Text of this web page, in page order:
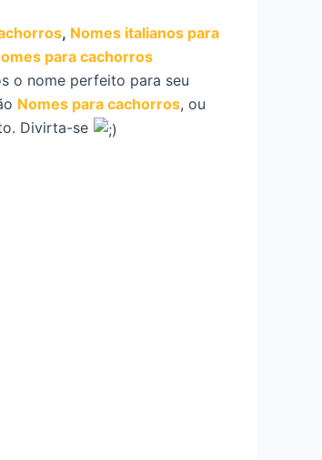
, Nomes italianos para
para cachorros
o nome perfeito para seu
Nomes para cachorros, ou
Divirta-se